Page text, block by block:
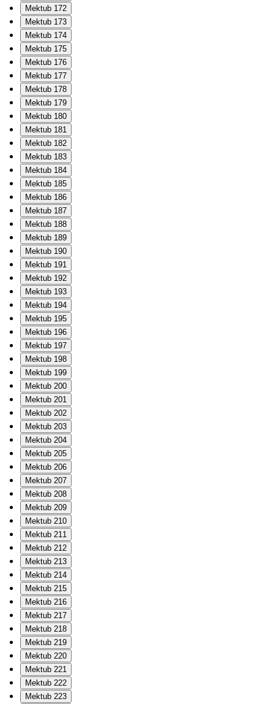
Mektub 172
Mektub 173
Mektub 174
Mektub 175
Mektub 176
Mektub 177
Mektub 178
Mektub 179
Mektub 180
Mektub 181
Mektub 182
Mektub 183
Mektub 184
Mektub 185
Mektub 186
Mektub 187
Mektub 188
Mektub 189
Mektub 190
Mektub 191
Mektub 192
Mektub 193
Mektub 194
Mektub 195
Mektub 196
Mektub 197
Mektub 198
Mektub 199
Mektub 200
Mektub 201
Mektub 202
Mektub 203
Mektub 204
Mektub 205
Mektub 206
Mektub 207
Mektub 208
Mektub 209
Mektub 210
Mektub 211
Mektub 212
Mektub 213
Mektub 214
Mektub 215
Mektub 216
Mektub 217
Mektub 218
Mektub 219
Mektub 220
Mektub 221
Mektub 222
Mektub 223